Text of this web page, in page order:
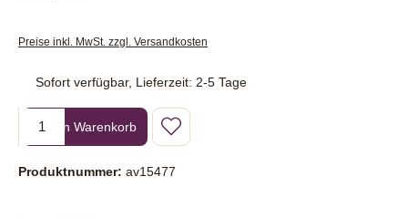
Preise inkl. MwSt. zzgl. Versandkosten
Sofort verfügbar, Lieferzeit: 2-5 Tage
Produkt Anzahl: Gib den gewünschten Wert ein oder benutze die
In den Warenkorb
Produktnummer: av15477